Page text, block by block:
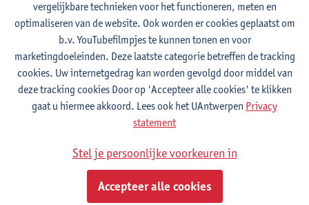
cohort study
Health science reports - ISSN 2398-8835-5:6 (2022) p. 1-8
Hielko Miljoen, Youri Bekhuis,Johan Roeykens, Karim Taha,
Frankinouille, Matthijs Michielsen,Caroline Van De Heyning,
Veronique Cornelissen,Kasper Favere, Sander Eens, Jan Gielen,
Kaatje Goetschalckx,Hein Heidbüchel, Guido Claessen, Covivax
Study Group
Effects of a forefoot-oriented exercise intervention
on jumping performance in volleyball players: a
vergelijkbare technieken voor het functioneren, meten en
optimaliseren van de website. Ook worden er cookies geplaatst om
b.v. YouTubefilmpjes te kunnen tonen en voor
marketingdoeleinden. Deze laatste categorie betreffen de tracking
cookies. Uw internetgedrag kan worden gevolgd door middel van
deze tracking cookies Door op 'Accepteer alle cookies' te klikken
gaat u hiermee akkoord. Lees ook het UAntwerpen Privacy
statement
Stel je persoonlijke voorkeuren in
Accepteer alle cookies